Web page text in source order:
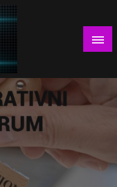
IME!